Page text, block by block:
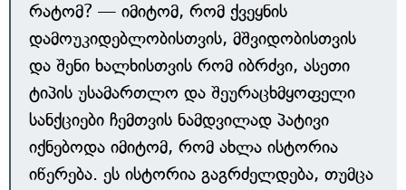
რატომ? — იმიტომ, რომ ქვეყნის
დამოუკიდებლობისთვის, მშვიდობისთვის
და შენი ხალხისთვის რომ იბრძვი, ასეთი
ტიპის უსამართლო და შეურაცხმყოფელი
სანქციები ჩემთვის ნამდვილად პატივი
იქნებოდა იმიტომ, რომ ახლა ისტორია
იწერება. ეს ისტორია გაგრძელდება, თუმცა